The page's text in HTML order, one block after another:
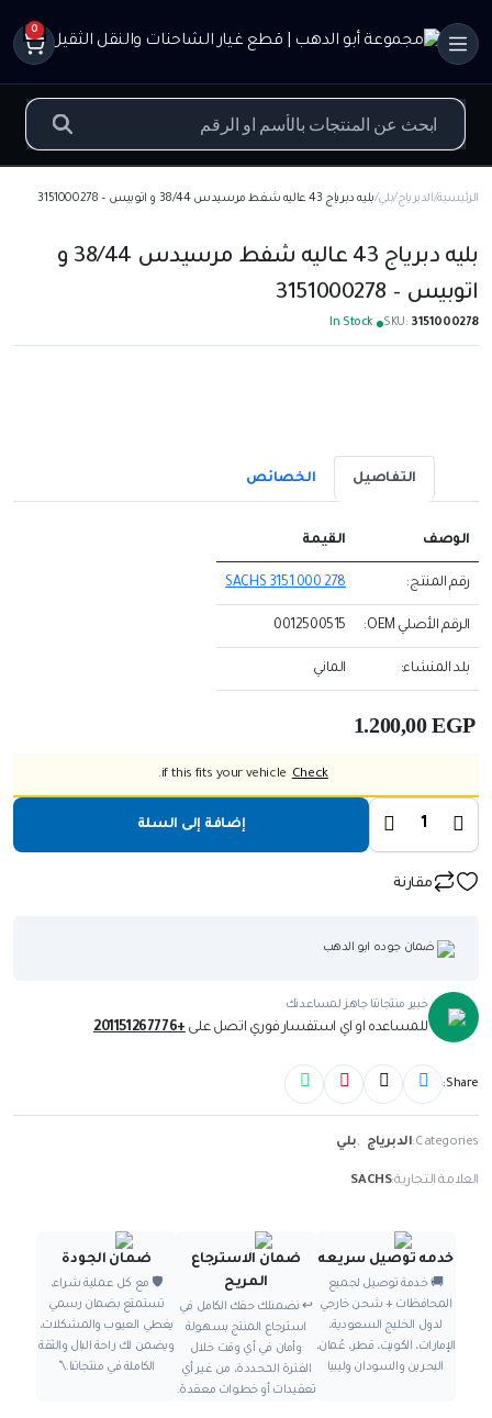
0
الرئيسية الدبرياج بلي بليه دبرياج 43 عاليه شفط مرسيدس 38/44 و اتوبيس – 3151000278
بليه دبرياج 43 عاليه شفط مرسيدس 38/44 و
اتوبيس – 3151000278
SKU: 3151000278
In Stock
التفاصيل الخصائص
الوصف القيمة
رقم المنتج: SACHS 3151 000 278
الرقم الأصلي OEM: 0012500515
بلد المنشاء: الماني
1.200,00EGP
Check
if this fits your vehicle.
إضافة إلى السلة
مقارنة
ضمان جوده ابو الدهب
خبير منتجاتنا جاهز لمساعدتك
للمساعده او اي استفسار فوري اتصل على+201151267776
Share:
Categories: الدبرياج ,بلي
العلامة التجارية:SACHS
خدمه توصيل سريعه
🚚 خدمة توصيل لجميع
المحافظات + شحن خارجي
لدول الخليج السعودية،
الإمارات، الكويت، قطر، عُمان،
البحرين والسودان وليبيا
ضمان الاسترجاع
المريح
↩️ نضمنلك حقك الكامل في
استرجاع المنتج بسهولة
وأمان في أي وقت خلال
الفترة المحددة، من غير أي
تعقيدات أو خطوات معقدة.
ضمان الجودة
🛡️ مع كل عملية شراء،
تستمتع بضمان رسمي
يغطي العيوب والمشكلات،
ويضمن لك راحة البال والثقة
الكاملة في منتجاتنا.\"